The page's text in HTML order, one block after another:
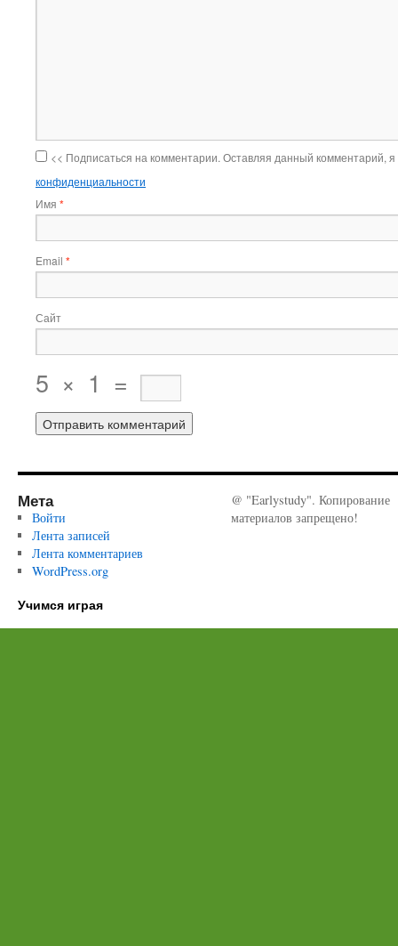
<< Подписаться на комментарии. Оставляя данный комментарий,
конфиденциальности
Имя *
Email *
Сайт
5 × 1 =
Мета
Войти
Лента записей
Лента комментариев
WordPress.org
@ "Earlystudy". Копирование
материалов запрещено!
Учимся играя